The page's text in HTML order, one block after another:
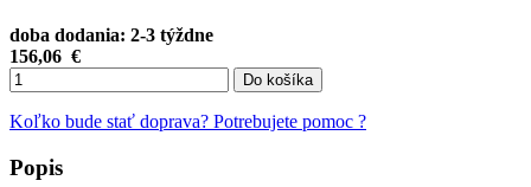
doba dodania: 2-3 týždne
156,06 €
Do košíka
Koľko bude stať doprava? Potrebujete pomoc ?
Popis